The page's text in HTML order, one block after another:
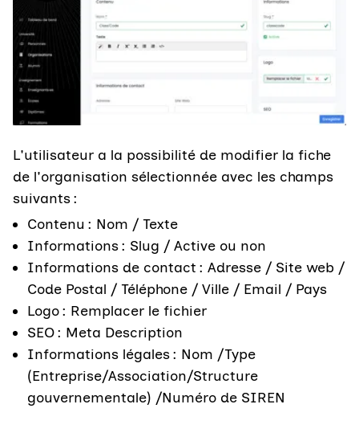
L'utilisateur a la possibilité de modifier la fiche
de l'organisation sélectionnée avec les champs
suivants :
Contenu : Nom / Texte
Informations : Slug / Active ou non
Informations de contact : Adresse / Site web /
Code Postal / Téléphone / Ville / Email / Pays
Logo : Remplacer le fichier
SEO : Meta Description
Informations légales : Nom /Type
(Entreprise/Association/Structure
gouvernementale) /Numéro de SIREN